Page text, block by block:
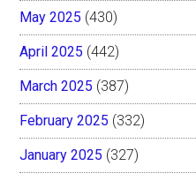
May 2025 (430)
April 2025 (442)
March 2025 (387)
February 2025 (332)
January 2025 (327)